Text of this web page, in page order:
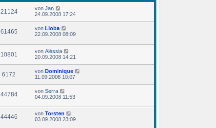
21124 von Jan
24.09.2008 17:24
61465 von Lioba
22.09.2008 08:09
10801 von Aléssia
20.09.2008 14:21
6172 von Dominique
11.09.2008 10:07
44784 von Serra
04.09.2008 11:53
44446 von Torsten
03.09.2008 23:09